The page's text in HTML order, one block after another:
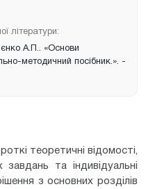
літератури:
А.П.. «Основи
методичний посібник.». -
теоретичні відомості,
та індивідуальні
з основних розділів